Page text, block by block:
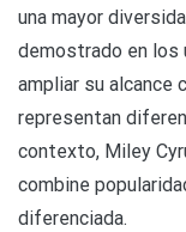
una mayor
demostrado en los
ampliar su alcance
representan
contexto, Miley
combine
diferenciada.